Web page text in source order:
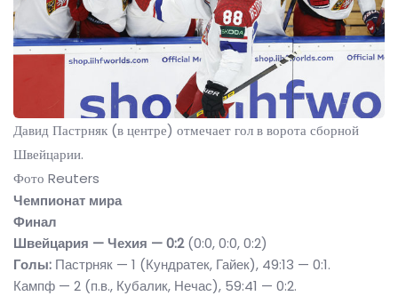
Давид Пастрняк (в центре) отмечает гол в ворота сборной
Швейцарии.
Фото Reuters
Чемпионат мира
Финал
Швейцария — Чехия — 0:2(0:0, 0:0, 0:2)
Голы: Пастрняк — 1 (Кундратек, Гайек), 49:13 — 0:1.
Кампф — 2 (п.в., Кубалик, Нечас), 59:41 — 0:2.